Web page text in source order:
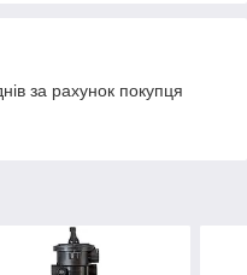
за рахунок покупця